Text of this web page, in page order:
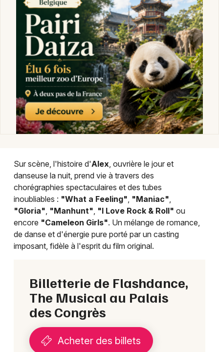
Sur scène, l'histoire d'Alex, ouvrière le jour et
danseuse la nuit, prend vie à travers des
chorégraphies spectaculaires et des tubes
inoubliables : "What a Feeling", "Maniac",
"Gloria", "Manhunt", "I Love Rock & Roll" ou
encore "Cameleon Girls". Un mélange de romance,
de danse et d'énergie pure porté par un casting
imposant, fidèle à l'esprit du film original.
Billetterie de Flashdance,
The Musical au Palais
des Congrès
Acheter des billets